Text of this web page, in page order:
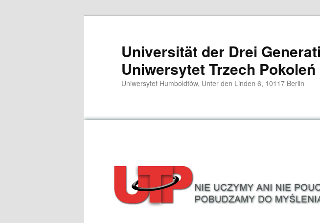
Universität der Drei
Uniwersytet Trzech Pokoleń
Uniwersytet Humboldtów, Unter den Linden 6, 10117 Berlin